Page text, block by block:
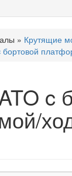
» Крутящие
бортовой
c